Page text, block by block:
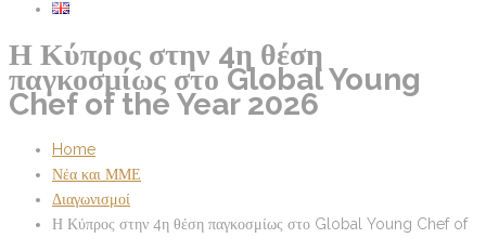
Η Κύπρος στην 4η θέση
παγκοσμίως στο Global Young
Chef of the Year 2026
Home
Νέα και ΜΜΕ
Διαγωνισμοί
Η Κύπρος στην 4η θέση παγκοσμίως στο Global Young Chef of